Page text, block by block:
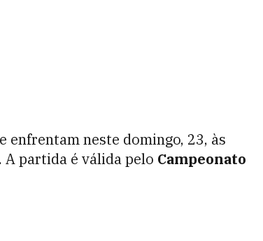
enfrentam neste domingo, 23, às
A partida é válida pelo Campeonato